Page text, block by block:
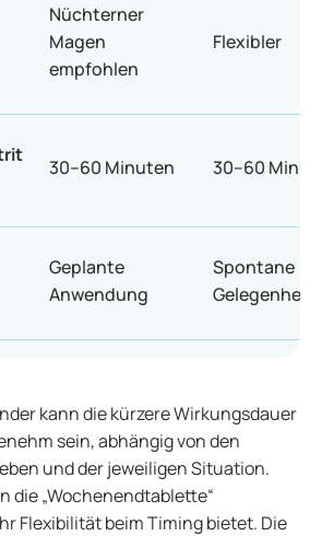
Nüchterner
Magen
empfohlen
Flexibler
30–60 Minuten 30–60
Geplante
Anwendung
Spontane
kann die kürzere Wirkungsdauer
sein, abhängig von den
und der jeweiligen Situation.
die „Wochenendtablette“
Flexibilität beim Timing bietet. Die